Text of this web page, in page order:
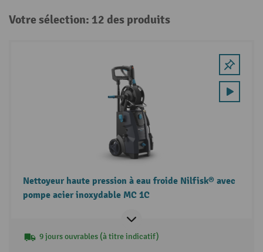
Votre sélection: 12 des produits
Nettoyeur haute pression à eau froide Nilfisk® avec
pompe acier inoxydable MC 1C
9 jours ouvrables (à titre indicatif)